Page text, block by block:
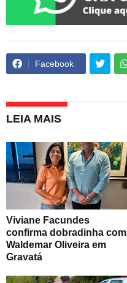
Facebook
LEIA MAIS
Viviane Facundes
confirma dobradinha com
Waldemar Oliveira em
Gravatá